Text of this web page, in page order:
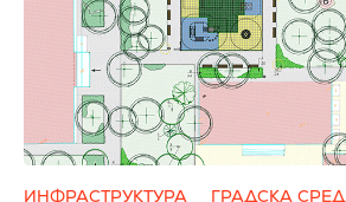
ИНФРАСТРУКТУРА
ГРАДСКА